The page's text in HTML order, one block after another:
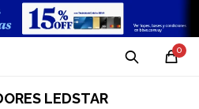
0
LEDSTAR